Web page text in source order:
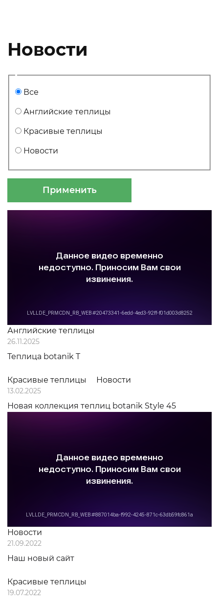
Новости
Все
Английские теплицы
Красивые теплицы
Новости
Английские теплицы
26.11.2025
Теплица botanik T
Красивые теплицы Новости
13.02.2025
Новая коллекция теплиц botanik Style 45
Новости
21.09.2022
Наш новый сайт
Красивые теплицы
19.07.2022